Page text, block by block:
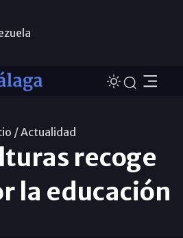
/Actualidad
recoge
la educación